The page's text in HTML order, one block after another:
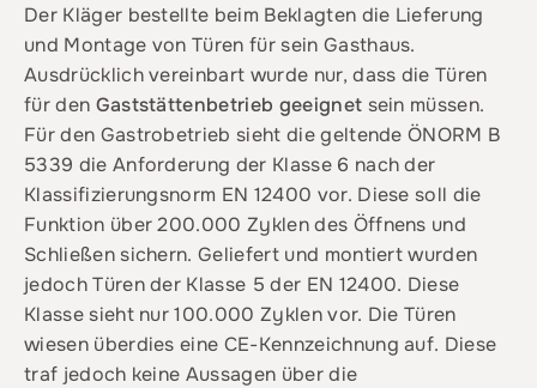
Der Kläger bestellte beim Beklagten die Lieferung
und Montage von Türen für sein Gasthaus.
Ausdrücklich vereinbart wurde nur, dass die Türen
für den Gaststättenbetrieb geeignet sein müssen.
Für den Gastrobetrieb sieht die geltende ÖNORM B
5339 die Anforderung der Klasse 6 nach der
Klassifizierungsnorm EN 12400 vor. Diese soll die
Funktion über 200.000 Zyklen des Öffnens und
Schließen sichern. Geliefert und montiert wurden
jedoch Türen der Klasse 5 der EN 12400. Diese
Klasse sieht nur 100.000 Zyklen vor. Die Türen
wiesen überdies eine CE-Kennzeichnung auf. Diese
traf jedoch keine Aussagen über die